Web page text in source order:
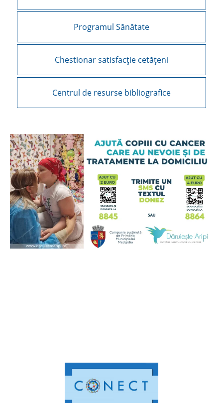
Programul Sănătate
Chestionar satisfacție cetățeni
Centrul de resurse bibliografice